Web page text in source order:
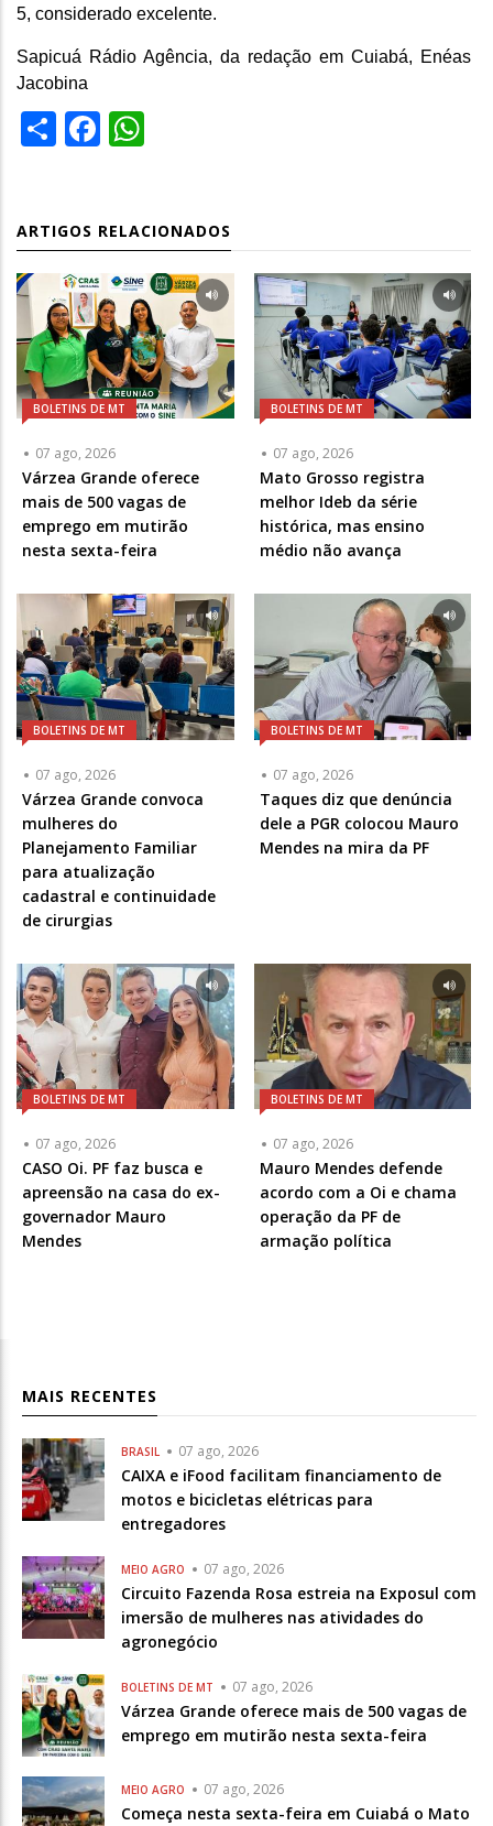
5, considerado excelente.
Sapicuá Rádio Agência, da redação em Cuiabá, Enéas
Jacobina
ShareFacebook
ARTIGOS RELACIONADOS
BOLETINS DE MT
07 ago, 2026
Várzea Grande oferece
mais de 500 vagas de
emprego em mutirão
nesta sexta-feira
BOLETINS DE MT
07 ago, 2026
Mato Grosso registra
melhor Ideb da série
histórica, mas ensino
médio não avança
BOLETINS DE MT
07 ago, 2026
Várzea Grande convoca
mulheres do
Planejamento Familiar
para atualização
cadastral e continuidade
de cirurgias
BOLETINS DE MT
07 ago, 2026
Taques diz que denúncia
dele a PGR colocou Mauro
Mendes na mira da PF
BOLETINS DE MT
07 ago, 2026
CASO Oi. PF faz busca e
apreensão na casa do ex-
governador Mauro
Mendes
BOLETINS DE MT
07 ago, 2026
Mauro Mendes defende
acordo com a Oi e chama
operação da PF de
armação política
MAIS RECENTES
BRASIL 07 ago, 2026
CAIXA e iFood facilitam financiamento de
motos e bicicletas elétricas para
entregadores
MEIO AGRO 07 ago, 2026
Circuito Fazenda Rosa estreia na Exposul com
imersão de mulheres nas atividades do
agronegócio
BOLETINS DE MT 07 ago, 2026
Várzea Grande oferece mais de 500 vagas de
emprego em mutirão nesta sexta-feira
MEIO AGRO 07 ago, 2026
Começa nesta sexta-feira em Cuiabá o Mato